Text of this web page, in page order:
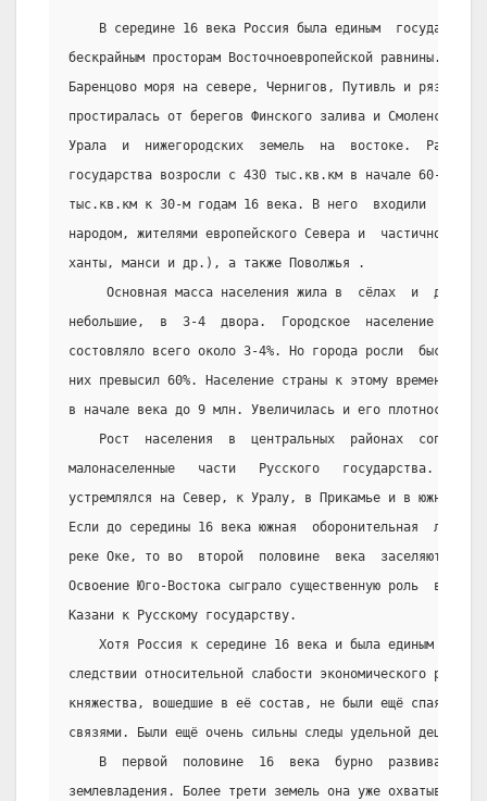
В середине 16 века Россия была единым
бескрайным просторам Восточноевропейской равнины. Её
Баренцово моря на севере, Чернигов, Путивль и
простиралась от берегов Финского залива и Смоленска
Урала  и  нижегородских  земель  на  востоке.  Размеры
государства возросли с 430 тыс.кв.км в начале 60-х
тыс.кв.км к 30-м годам 16 века. В него  входили  земли,
народом, жителями европейского Севера и  частично
ханты, манси и др.), а также Поволжья .
Основная масса населения жила в  сёлах  и
небольшие,  в  3-4  двора.  Городское  население   в
состовляло всего около 3-4%. Но города росли  быстро,
них превысил 60%. Население страны к этому времени
в начале века до 9 млн. Увеличилась и его плотность.
Рост  населения  в  центральных  районах
малонаселенные   части   Русского   государства.
устремлялся на Север, к Уралу, в Прикамье и в южные
Если до середины 16 века южная  оборонительная  линия
реке Оке, то во  второй  половине  века  заселяются
Освоение Юго-Востока сыграло существенную роль  в
Казани к Русскому государству.
Хотя Россия к середине 16 века и была единым
следствии относительной слабости экономического
княжества, вошедшие в её состав, не были ещё спаяны
связями. Были ещё очень сильны следы удельной
В  первой  половине  16  века  бурно  развивалась
землевладения. Более трети земель она уже охватывала